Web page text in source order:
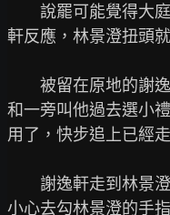
說罷可能覺得大庭
軒反應，林景澄扭頭
被留在原地的謝逸
和一旁叫他過去選小
用了，快步追上已經
謝逸軒走到林景澄
小心去勾林景澄的手